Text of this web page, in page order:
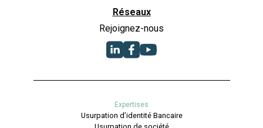
Réseaux
Rejoignez-nous
Expertises
Usurpation d’identité Bancaire